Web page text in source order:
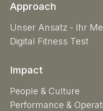
Approach
Unser Ansatz - Ihr
Digital Fitness Test
Impact
People & Culture
Performance &